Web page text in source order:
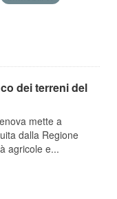
dei terreni del
mette a
dalla Regione
agricole e...